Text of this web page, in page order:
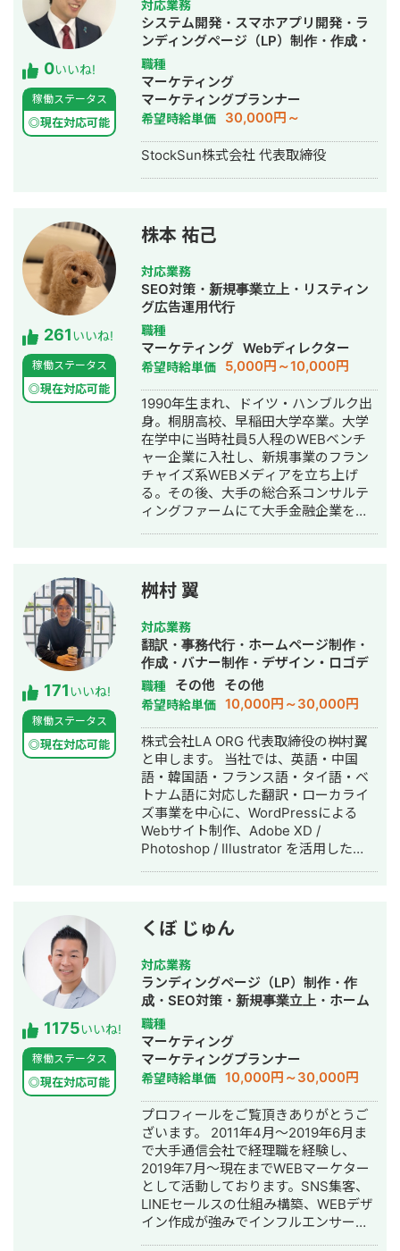
ンサルティング会社を創設し、法人と
してStockSunに参画。
0いいね!
稼働ステータス
◎現在対応可能
対応業務
システム開発・スマホアプリ開発・ラ
ンディングページ（LP）制作・作成・
Youtubeチャンネル運営代行・立ち上
げ・ECサイト構築・ネットショップ作
成代行・SEO対策・新規事業立上・
SNS運用代行・ホームページ制作・作
成・リスティング広告運用代行・動画
制作・動画編集
職種
マーケティング
マーケティングプランナー
希望時給単価 30,000円～
StockSun株式会社 代表取締役
261いいね!
稼働ステータス
◎現在対応可能
株本 祐己
対応業務
SEO対策・新規事業立上・リスティン
グ広告運用代行
職種
マーケティング Webディレクター
希望時給単価 5,000円～10,000円
1990年生まれ、ドイツ・ハンブルク出
身。桐朋高校、早稲田大学卒業。大学
在学中に当時社員5人程のWEBベンチ
ャー企業に入社し、新規事業のフラン
チャイズ系WEBメディアを立ち上げ
る。その後、大手の総合系コンサルテ
ィングファームにて大手金融企業を顧
171いいね!
稼働ステータス
◎現在対応可能
桝村 翼
対応業務
翻訳・事務代行・ホームページ制作・
作成・バナー制作・デザイン・ロゴデ
ザイン・作成・イラスト制作
職種 その他 その他
希望時給単価 10,000円～30,000円
株式会社LA ORG 代表取締役の桝村翼
と申します。 当社では、英語・中国
語・韓国語・フランス語・タイ語・ベ
トナム語に対応した翻訳・ローカライ
ズ事業を中心に、WordPressによる
Webサイト制作、Adobe XD /
Photoshop / Illustrator を活用した
しています。 現在は、世界シェア第4
位のグローバル製薬メーカー日本法人
様をはじめ、プライム市場上場企業グ
ループ会社様、NASDAQ上場を控える
ベンチャー企業様など、業界を問わず
多くのクライアントと取引実績があり
ます。 クラウドソーシング（Lancers
／CrowdWorks／ココナラ）でも継続
的にご依頼をいただいており、SSサロ
ンを通じては翻訳・リサーチ・海外対
応等、専門性の高い案件も多くご相談
いただいています。 📌 経歴 2015年 神
戸市外国語大学 英米学科 卒業 2015年
三井倉庫HD 入社：アメリカ・マレー
シアにて物流・フォワーディング業務
に従事 2020年 三菱重工業 入社：国産
ジェット機「MRJ／スペースジェッ
ト」、およびボーイング向けの調達業
務を担当 2022年 Schneider Electric
1175いいね!
稼働ステータス
◎現在対応可能
くぼ じゅん
対応業務
ランディングページ（LP）制作・作
成・SEO対策・新規事業立上・ホーム
ページ制作・作成・リスティング広告
運用代行
職種
マーケティング
マーケティングプランナー
希望時給単価 10,000円～30,000円
プロフィールをご覧頂きありがとうご
ざいます。 2011年4月～2019年6月ま
で大手通信会社で経理職を経験し、
2019年7月～現在までWEBマーケター
として活動しております。SNS集客、
LINEセールスの仕組み構築、WEBデザ
イン作成が強みでインフルエンサーの